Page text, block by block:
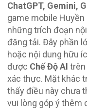
ChatGPT, Gemini,
game mobile
những trích đoạn
đăng tải. Đây phần
hoặc nội dung hữu
được Chế Độ AI
xác thực. Mặt khác
thấy điều này chưa
vui lòng góp ý thêm